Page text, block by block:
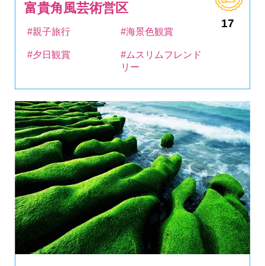
富貴角風芸術営区
17
#親子旅行 #海景色観賞
#夕日観賞
#ムスリムフレンド
リー